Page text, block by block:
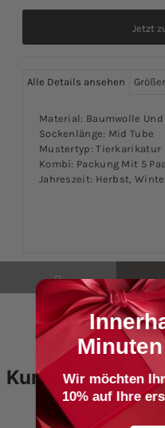
Jetzt
Alle Details ansehen
Material: Baumwolle Und
Sockenlänge: Mid Tube
Mustertyp: Tierkarikatur
Kombi: Packung Mit 5
Jahreszeit: Herbst,
Wir möchten
10% auf Ihre